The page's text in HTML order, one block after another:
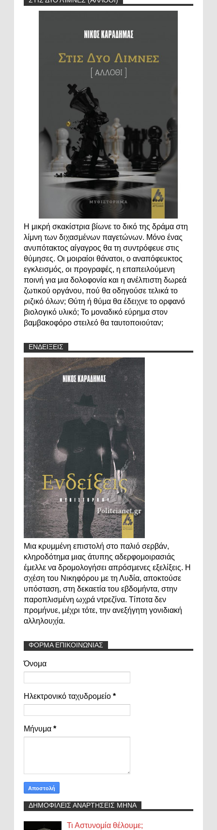
Η μικρή σκακίστρια βίωνε το δικό της δράμα στη
λίμνη των διχασμένων παγετώνων. Μόνο ένας
ανυπότακτος αίγαγρος θα τη συντρόφευε στις
θύμησες. Οι μοιραίοι θάνατοι, ο αναπόφευκτος
εγκλεισμός, οι προγραφές, η επαπειλούμενη
ποινή για μια δολοφονία και η ανέλπιστη δωρεά
ζωτικού οργάνου, πού θα οδηγούσε τελικά το
ριζικό όλων; Θύτη ή θύμα θα έδειχνε το ορφανό
βιολογικό υλικό; Το μοναδικό εύρημα στον
βαμβακοφόρο στειλεό θα ταυτοποιούταν;
ΕΝΔΕΙΞΕΙΣ
Μια κρυμμένη επιστολή στο παλιό σερβάν,
κληροδότημα μιας άτυπης αδερφομοιρασιάς
έμελλε να δρομολογήσει απρόσμενες εξελίξεις. Η
σχέση του Νικηφόρου με τη Λυδία, αποκτούσε
υπόσταση, στη δεκαετία του εβδομήντα, στην
παροπλισμένη ωχρά ντρεζίνα. Τίποτα δεν
προμήνυε, μέχρι τότε, την ανεξήγητη γονιδιακή
αλληλουχία.
ΦΟΡΜΑ ΕΠΙΚΟΙΝΩΝΙΑΣ
Όνομα
Ηλεκτρονικό ταχυδρομείο *
Μήνυμα *
ΔΗΜΟΦΙΛΕΙΣ ΑΝΑΡΤΗΣΕΙΣ ΜΗΝΑ
Τι Αστυνομία θέλουμε;